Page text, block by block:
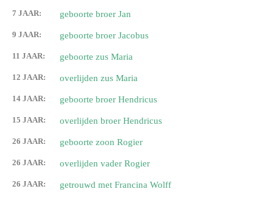
7 JAAR: geboorte broer Jan
9 JAAR: geboorte broer Jacobus
11 JAAR: geboorte zus Maria
12 JAAR: overlijden zus Maria
14 JAAR: geboorte broer Hendricus
15 JAAR: overlijden broer Hendricus
26 JAAR: geboorte zoon Rogier
26 JAAR: overlijden vader Rogier
26 JAAR: getrouwd met Francina Wolff